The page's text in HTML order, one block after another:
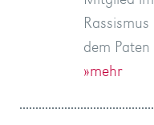
dem
»mehr